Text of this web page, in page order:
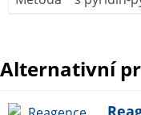
Alternativní